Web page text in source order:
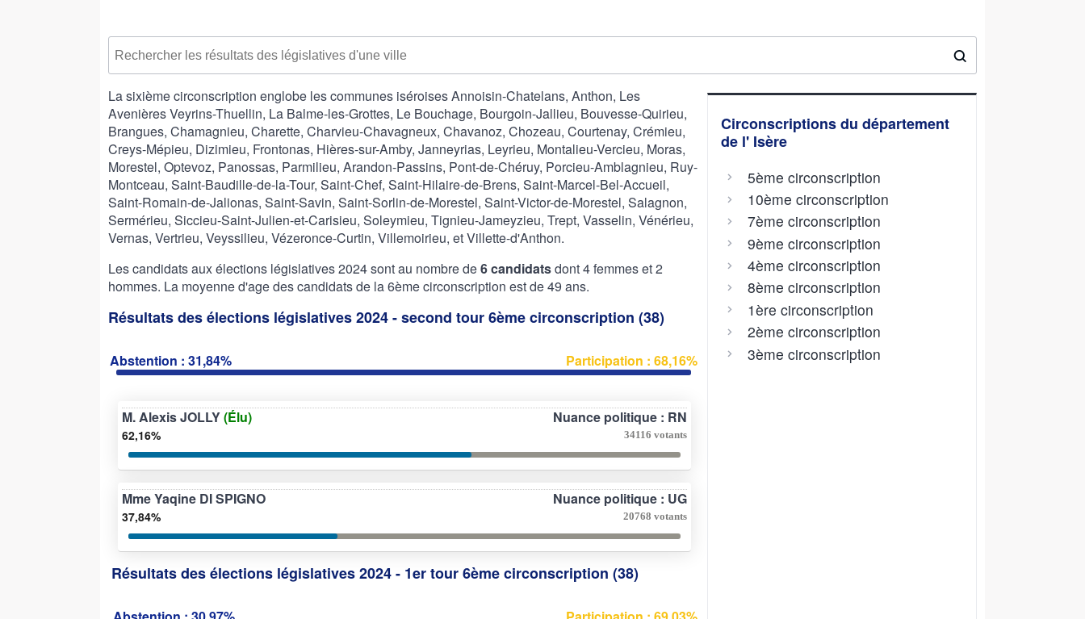
La sixième circonscription englobe les communes iséroises Annoisin-Chatelans, Anthon, Les
Avenières Veyrins-Thuellin, La Balme-les-Grottes, Le Bouchage, Bourgoin-Jallieu, Bouvesse-Quirieu,
Brangues, Chamagnieu, Charette, Charvieu-Chavagneux, Chavanoz, Chozeau, Courtenay, Crémieu,
Creys-Mépieu, Dizimieu, Frontonas, Hières-sur-Amby, Janneyrias, Leyrieu, Montalieu-Vercieu, Moras,
Morestel, Optevoz, Panossas, Parmilieu, Arandon-Passins, Pont-de-Chéruy, Porcieu-Amblagnieu, Ruy-
Montceau, Saint-Baudille-de-la-Tour, Saint-Chef, Saint-Hilaire-de-Brens, Saint-Marcel-Bel-Accueil,
Saint-Romain-de-Jalionas, Saint-Savin, Saint-Sorlin-de-Morestel, Saint-Victor-de-Morestel, Salagnon,
Sermérieu, Siccieu-Saint-Julien-et-Carisieu, Soleymieu, Tignieu-Jameyzieu, Trept, Vasselin, Vénérieu,
Vernas, Vertrieu, Veyssilieu, Vézeronce-Curtin, Villemoirieu, et Villette-d'Anthon.
Les candidats aux élections législatives 2024 sont au nombre de6 candidatsdont 4 femmes et 2
hommes. La moyenne d'age des candidats de la 6ème circonscription est de 49 ans.
Résultats des élections législatives 2024 - second tour 6ème circonscription (38)
Abstention : 31,84% Participation : 68,16%
M. Alexis JOLLY(Élu) Nuance politique : RN
62,16% 34116 votants
Mme Yaqine DI SPIGNO Nuance politique : UG
37,84% 20768 votants
Résultats des élections législatives 2024 - 1er tour 6ème circonscription (38)
Circonscriptions du département
de l' Isère
5ème circonscription
10ème circonscription
7ème circonscription
9ème circonscription
4ème circonscription
8ème circonscription
1ère circonscription
2ème circonscription
3ème circonscription